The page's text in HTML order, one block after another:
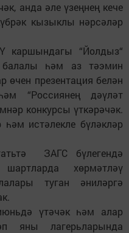
анда әле үзеңнең кече
кызыклы нәрсәләр
каршындагы “Йолдыз“
балалы һәм аз тәэмин
өчен презентация белән
“Россиянең дәүләт
конкурсы үткәрәчәк.
истәлекле бүләкләр
ЗАГС бүлегендә
хөрмәтләү
туган әниләргә
үтәчәк һәм алар
яны лагерьларында